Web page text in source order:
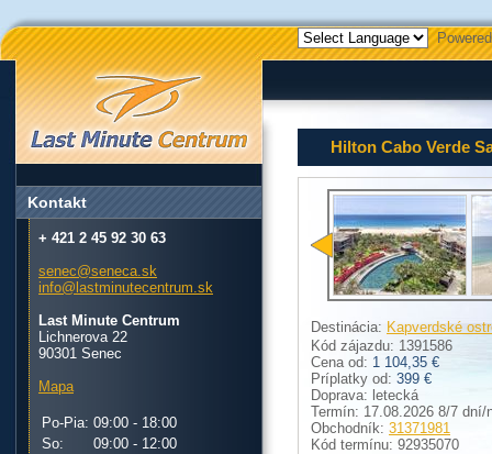
Hilton Cabo Verde
Destinácia: Kapverdské
Kód zájazdu: 1391586
Cena od: 1 104,35 €
Príplatky od: 399 €
Doprava: letecká
Termín: 17.08.2026 8/7 dní/
Obchodník: 31371981
Kód termínu: 92935070
Kontakt
+ 421 2 45 92 30 63
senec@seneca.sk
info@lastminutecentrum.sk
Last Minute Centrum
Lichnerova 22
90301 Senec
Mapa
Po-Pia: 09:00 - 18:00
So:
09:00 - 12:00